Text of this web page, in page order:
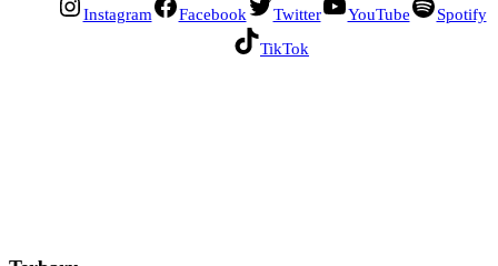
Instagram Facebook Twitter YouTube
Spotify
TikTok